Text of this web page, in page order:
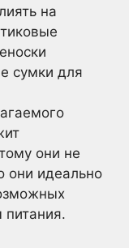
на
сумки для
они не
они идеально